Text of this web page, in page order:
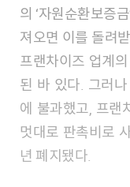
의 ‘자원순환보증
져오면 이를 돌려
프랜차이즈 업계
된 바 있다. 그러
에 불과했고, 프랜
멋대로 판촉비로
년 폐지됐다.